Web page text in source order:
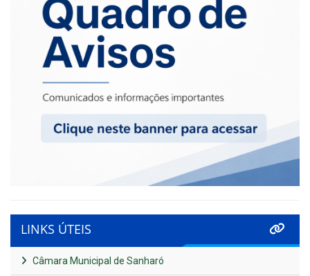
LINKS ÚTEIS
Câmara Municipal de Sanharó